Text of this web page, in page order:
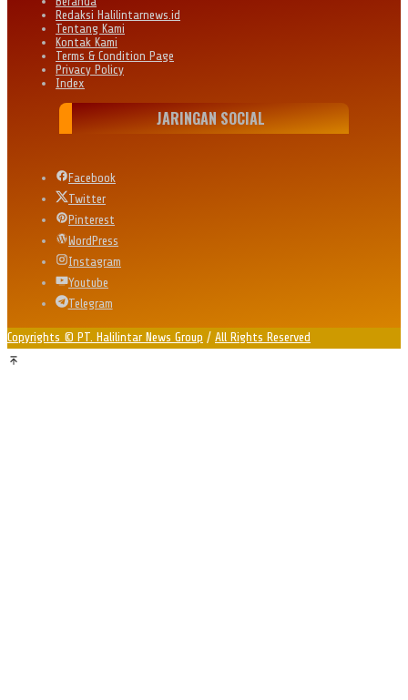
Redaksi Halilintarnews.id
Tentang Kami
Kontak Kami
Terms & Condition Page
Privacy Policy
Index
JARINGAN SOCIAL
Facebook
Twitter
Pinterest
WordPress
Instagram
Youtube
Telegram
Copyrights © PT. Halilintar News Group / All Rights Reserved